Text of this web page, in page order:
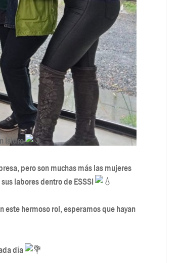
Isidro
pero son muchas más las mujeres
labores dentro de ESSSI
este hermoso rol, esperamos que hayan
día